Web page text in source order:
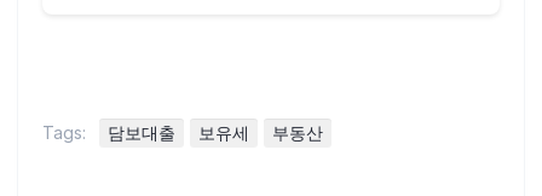
Tags: 담보대출 보유세 부동산